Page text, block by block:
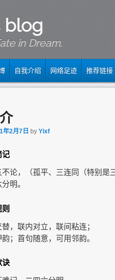
blog
in Dream.
CONTENT
CONTENT
自我介绍 网络足迹 推荐链接
年2月7日 by Yixf
记
论，（孤平、三连同（特别是
明。
，联内对立，联间粘连；
；首句随意，可用邻韵。
诀